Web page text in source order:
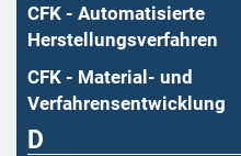
CFK - Automatisierte
Herstellungsverfahren
CFK - Material- und
Verfahrensentwicklung
D